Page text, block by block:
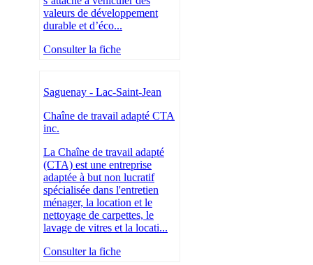
valeurs de développement
durable et d’éco...
Consulter la fiche
Saguenay - Lac-Saint-Jean
Chaîne de travail adapté CTA
inc.
La Chaîne de travail adapté
(CTA) est une entreprise
adaptée à but non lucratif
spécialisée dans l'entretien
ménager, la location et le
nettoyage de carpettes, le
lavage de vitres et la locati...
Consulter la fiche